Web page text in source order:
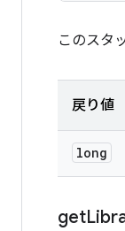
このスタ
戻り値
long
get